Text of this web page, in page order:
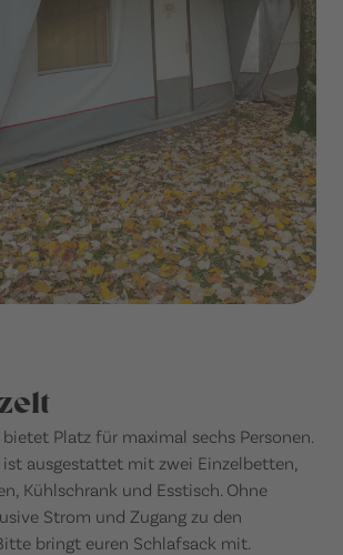
Platz für maximal sechs Personen.
ausgestattet mit zwei Einzelbetten,
Kühlschrank und Esstisch. Ohne
Strom und Zugang zu den
bringt euren Schlafsack mit.